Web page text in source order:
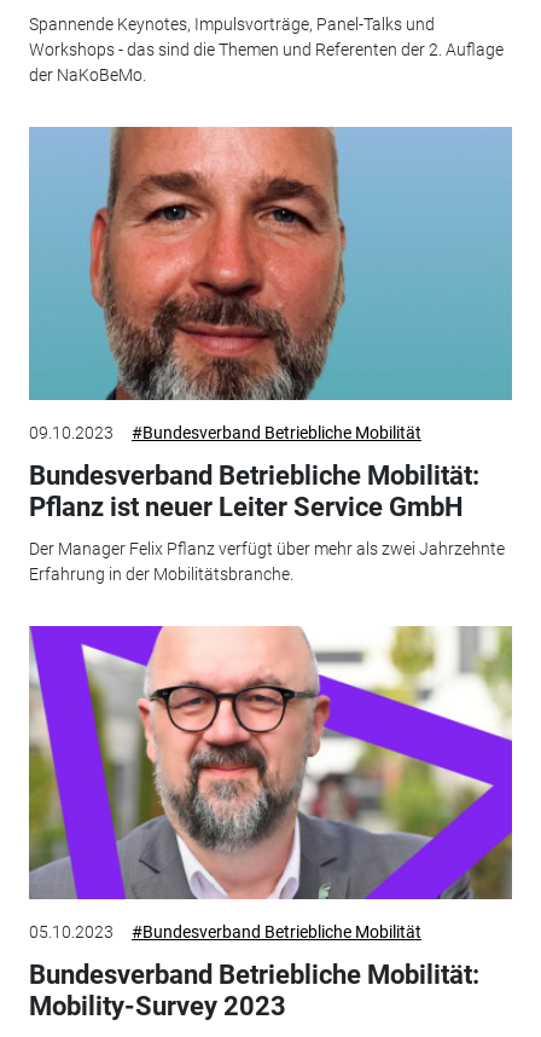
Spannende Keynotes, Impulsvorträge, Panel-Talks und
Workshops - das sind die Themen und Referenten der 2. Auflage
der NaKoBeMo.
09.10.2023 #Bundesverband Betriebliche Mobilität
Bundesverband Betriebliche Mobilität:
Pflanz ist neuer Leiter Service GmbH
Der Manager Felix Pflanz verfügt über mehr als zwei Jahrzehnte
Erfahrung in der Mobilitätsbranche.
05.10.2023 #Bundesverband Betriebliche Mobilität
Bundesverband Betriebliche Mobilität:
Mobility-Survey 2023